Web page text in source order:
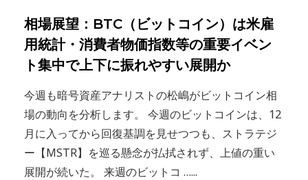
相場展望：BTC（ビットコイン）は米雇
用統計・消費者物価指数等の重要イベン
ト集中で上下に振れやすい展開か
今週も暗号資産アナリストの松嶋がビットコイン相
場の動向を分析します。 今週のビットコインは、12
月に入ってから回復基調を見せつつも、ストラテジ
ー【MSTR】を巡る懸念が払拭されず、上値の重い
展開が続いた。 来週のビットコ …...